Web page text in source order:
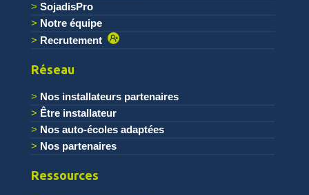
SojadisPro
Notre équipe
Recrutement
Réseau
Nos installateurs partenaires
Être installateur
Nos auto-écoles adaptées
Nos partenaires
Ressources